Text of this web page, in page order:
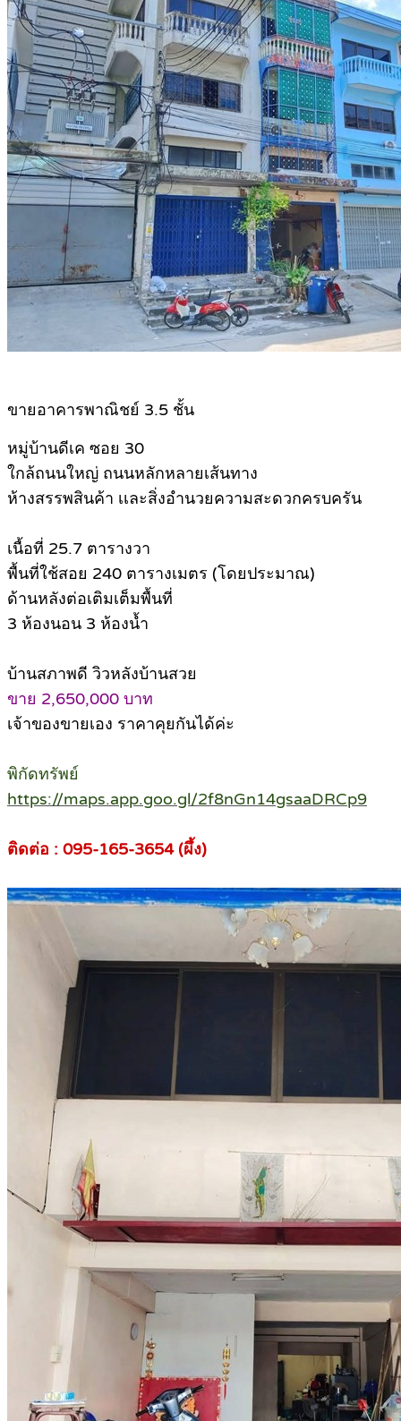
ขายอาคารพาณิชย์ 3.5 ชั้น
หมู่บ้านดีเค ซอย 30
ใกล้ถนนใหญ่ ถนนหลักหลายเส้นทาง
ห้างสรรพสินค้า เเละสิ่งอำนวยความสะดวกครบครัน
เนื้อที่ 25.7 ตารางวา
พื้นที่ใช้สอย 240 ตารางเมตร (โดยประมาณ)
ด้านหลังต่อเติมเต็มพื้นที่
3 ห้องนอน 3 ห้องน้ำ
บ้านสภาพดี วิวหลังบ้านสวย
ขาย 2,650,000 บาท
เจ้าของขายเอง ราคาคุยกันได้ค่ะ
พิกัดทรัพย์
https://maps.app.goo.gl/2f8nGn14gsaaDRCp9
ติดต่อ : 095-165-3654 (ผึ้ง)